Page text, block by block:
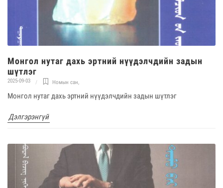
Монгол нутаг дахь эртний нүүдэлчдийн задын
шүтлэг
2025-09-03 Номын сан,
Монгол нутаг дахь эртний нүүдэлчдийн задын шүтлэг
Дэлгэрэнгүй